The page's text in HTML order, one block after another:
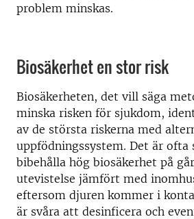
problem minskas.
Biosäkerhet en stor risk
Biosäkerheten, det vill säga
minska risken för sjukdom,
av de största riskerna med
uppfödningssystem. Det är ofta
bibehålla hög biosäkerhet på
utevistelse jämfört med
eftersom djuren kommer i
är svåra att desinficera och